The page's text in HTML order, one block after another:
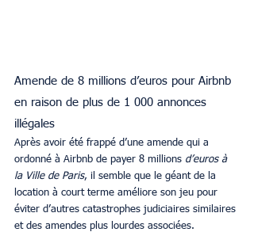
Amende de 8 millions d’euros pour Airbnb
en raison de plus de 1 000 annonces
illégales
Après avoir été frappé d’une amende qui a
ordonné à Airbnb de payer 8 millions d’euros à
la Ville de Paris, il semble que le géant de la
location à court terme améliore son jeu pour
éviter d’autres catastrophes judiciaires similaires
et des amendes plus lourdes associées.